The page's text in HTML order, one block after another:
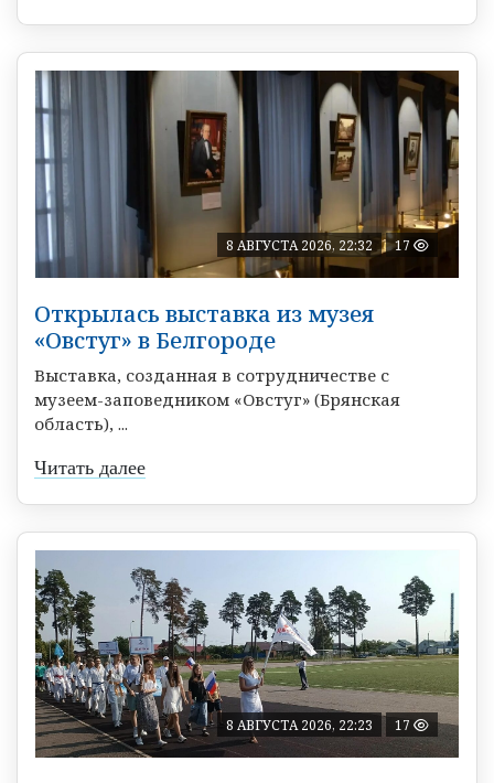
8 АВГУСТА 2026, 22:32 17
Открылась выставка из музея
«Овстуг» в Белгороде
Выставка, созданная в сотрудничестве с
музеем-заповедником «Овстуг» (Брянская
область), ...
Читать далее
8 АВГУСТА 2026, 22:23 17